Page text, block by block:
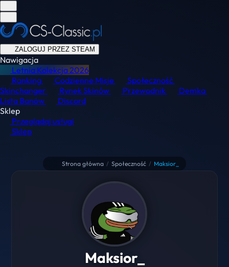
ZALOGUJ PRZEZ STEAM
Nawigacja
Letnia Kolekcja2026
Ranking
Codzienne Misje
Społeczność
Skinchanger
Rynek Skinów Przewodnik
Demka
Lista Banów
Discord
Sklep
Przeglądaj usługi
Sklep
Strona główna / Społeczność / Maksior_
Maksior_